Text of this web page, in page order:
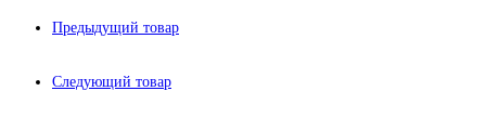
Предыдущий товар
Следующий товар